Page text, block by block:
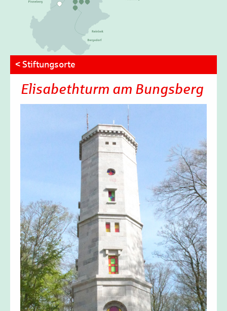
< Stiftungsorte
Elisabethturm am Bungsberg